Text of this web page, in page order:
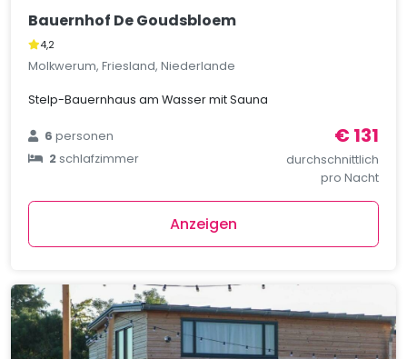
Bauernhof De Goudsbloem
4,2
Molkwerum, Friesland, Niederlande
Stelp-Bauernhaus am Wasser mit Sauna
6personen
2schlafzimmer
€ 131
durchschnittlich
pro Nacht
Anzeigen